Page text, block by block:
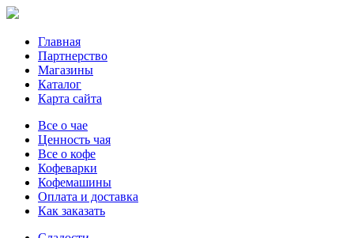
Главная
Партнерство
Магазины
Каталог
Карта сайта
Все о чае
Ценность чая
Все о кофе
Кофеварки
Кофемашины
Оплата и доставка
Как заказать